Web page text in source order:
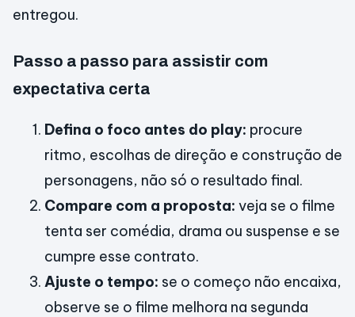
entregou.
Passo a passo para assistir com
expectativa certa
Defina o foco antes do play: procure
ritmo, escolhas de direção e construção de
personagens, não só o resultado final.
Compare com a proposta: veja se o filme
tenta ser comédia, drama ou suspense e se
cumpre esse contrato.
Ajuste o tempo: se o começo não encaixa,
observe se o filme melhora na segunda